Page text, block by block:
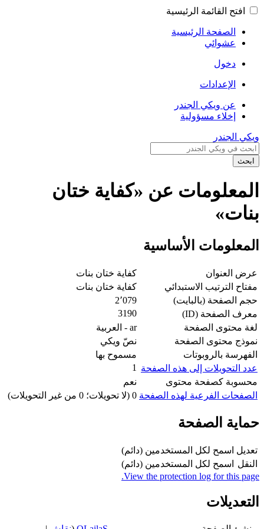
افتح القائمة الرئيسية
الصفحة الرئيسية
عشوائي
دخول
الإعدادات
عن ويكي الجندر
إخلاء مسؤولية
ويكي الجندر
ابحث
المعلومات عن «كفاية ختان
بنات»
المعلومات الأساسية
عرض العنوان
كفاية ختان بنات
مفتاح الترتيب الاستبدائي
كفاية ختان بنات
حجم الصفحة (بالبايت)
2٬079
معرف الصفحة (ID)
3190
لغة محتوى الصفحة
ar - العربية
نموذج محتوى الصفحة
نصّ ويكي
الفهرسة بالروبوتات
مسموح بها
عدد التحويلات إلى هذه الصفحة
1
محسوبة كصفحة محتوى
نعم
الصفحات الفرعية لهذه الصفحة 0 (لا تحويلات؛ 0 من غير التحويلات)
حماية الصفحة
تعديل اسمح لكل المستخدمين (دائم)
النقل
اسمح لكل المستخدمين (دائم)
View the protection log for this page.
التعديلات